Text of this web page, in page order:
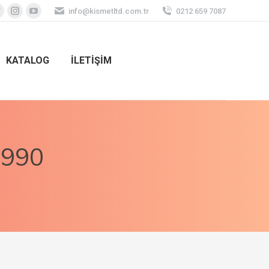
info@kismetltd.com.tr 0212 659 7087
KATALOG İLETİŞİM